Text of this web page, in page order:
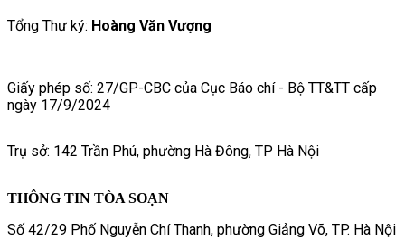
Tổng Thư ký: Hoàng Văn Vượng
Giấy phép số: 27/GP-CBC của Cục Báo chí - Bộ TT&TT cấp
ngày 17/9/2024
Trụ sở: 142 Trần Phú, phường Hà Đông, TP Hà Nội
THÔNG TIN TÒA SOẠN
Số 42/29 Phố Nguyễn Chí Thanh, phường Giảng Võ, TP. Hà Nội